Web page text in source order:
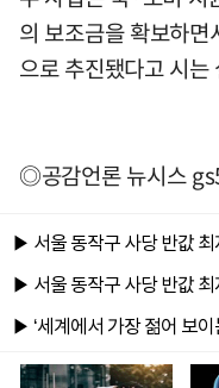
의 보조금을 확보하
으로 추진됐다고 시는
◎공감언론 뉴시스